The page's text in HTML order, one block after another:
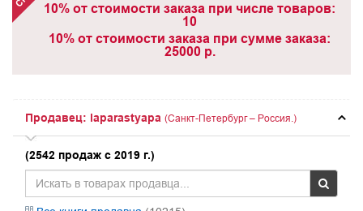
10% от стоимости заказа при числе товаров:
10
10% от стоимости заказа при сумме заказа:
25000 р.
Продавец: laparastyapa (Санкт-Петербург – Россия.)
(2542 продаж с 2019 г.)